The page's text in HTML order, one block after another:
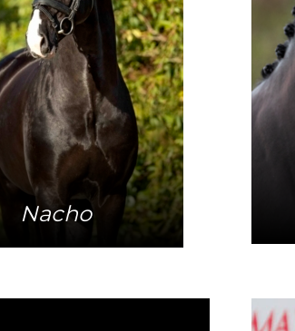
Mehr Info
Nacho